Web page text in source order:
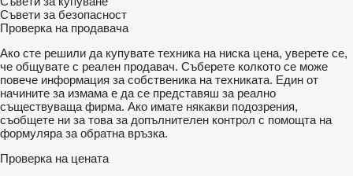
Съвети за безопасност
Проверка на продавача
Ако сте решили да купувате техника на ниска цена, уверете се,
че общувате с реален продавач. Съберете колкото се може
повече информация за собственика на техниката. Един от
начините за измама е да се представяш за реално
съществуваща фирма. Ако имате някакви подозрения,
съобщете ни за това за допълнителен контрол с помощта на
формуляра за обратна връзка.
Проверка на цената